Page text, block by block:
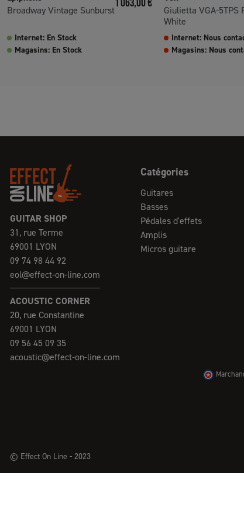
Broadway Vintage Sunburst
Internet: En Stock
Magasins: En Stock
Giulietta VGA-5TPS
White
Internet: Nous
Magasins: Nous
GUITAR SHOP
31, rue Terme
69001 LYON
09 74 98 44 92
eol@effect-on-line.com
ACOUSTIC CORNER
20, rue Constantine
69001 LYON
09 56 45 09 35
acoustic@effect-on-line.com
Catégories
Guitares
Basses
Pédales d'effets
Amplis
Micros guitare
© Effect On Line - 2023